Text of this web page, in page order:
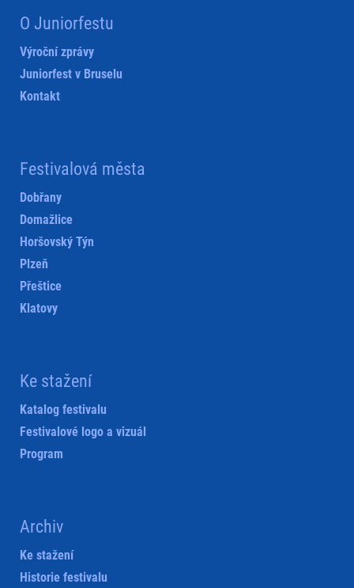
O Juniorfestu
Výroční zprávy
Juniorfest v Bruselu
Kontakt
Festivalová města
Dobřany
Domažlice
Horšovský Týn
Plzeň
Přeštice
Klatovy
Ke stažení
Katalog festivalu
Festivalové logo a vizuál
Program
Archiv
Ke stažení
Historie festivalu